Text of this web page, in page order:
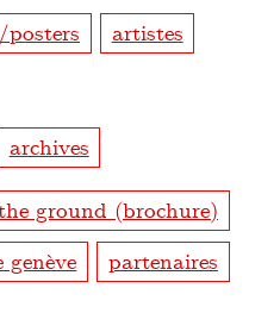
artistes
archives
ground (brochure)
partenaires